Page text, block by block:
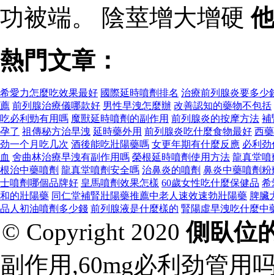
功被端。 陰莖增大增硬
熱門文章：
希愛力怎麼吃效果最好 國際延時噴劑排名 治療前列腺炎要多少
薦 前列腺治療儀哪款好 男性早洩怎麼辦 改善認知的藥物不包括
吃必利勁有用嗎 魔獸延時噴劑的副作用 前列腺炎的按摩方法 補
孕了 祖傳秘方治早洩 延時藥外用 前列腺炎吃什麼食物最好 西
劲一个月吃几次 酒後能吃壯陽藥嗎 女更年期有什麼反應 必利
血 舍曲林治療早洩有副作用嗎 榮根延時噴劑使用方法 龍真堂噴
根治中藥噴劑 龍真堂噴劑安全嗎 治鼻炎的噴劑 鼻炎中藥噴劑粉
士噴劑哪個品牌好 皇馬噴劑效果怎樣 60歲女性吃什麼保健品 希
和的壯陽藥 同仁堂補腎壯陽藥推薦 中老人速效速勃壯陽藥 脾臟
品人初油噴劑多少錢 前列腺液是什麼樣的 腎陽虛早洩吃什麼中
© Copyright 2020側臥位
副作用,60mg必利劲管用